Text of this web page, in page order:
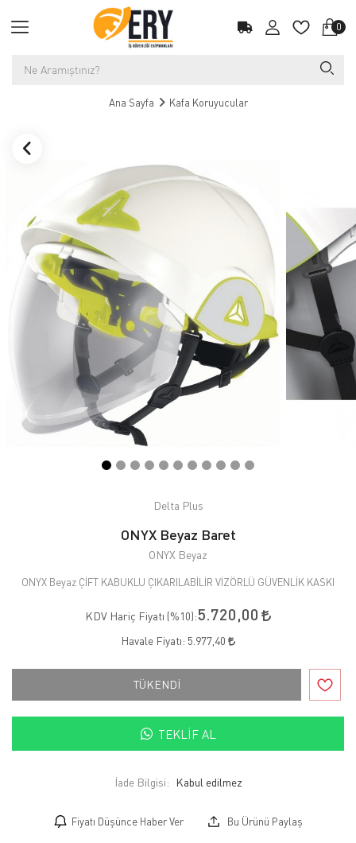
0
Ana Sayfa Kafa Koruyucular
Delta Plus
ONYX Beyaz Baret
ONYX Beyaz
ONYX Beyaz ÇİFT KABUKLU ÇIKARILABİLİR VİZÖRLÜ GÜVENLİK KASKI
KDV Hariç Fiyatı (%10):5.720,00
Havale Fiyatı: 5.977,40
TÜKENDİ
TEKLIF AL
İade Bilgisi:
Fiyatı Düşünce Haber Ver Bu Ürünü Paylaş